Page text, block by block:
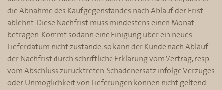
die Abnahme des Kaufgegenstandes nach Ablauf der Frist
ablehnt. Diese Nachfrist muss mindestens einen Monat
betragen. Kommt sodann eine Einigung über ein neues
Lieferdatum nicht zustande, so kann der Kunde nach Ablauf
der Nachfrist durch schriftliche Erklärung vom Vertrag, resp.
vom Abschluss zurücktreten. Schadenersatz infolge Verzuges
oder Unmöglichkeit von Lieferungen können nicht geltend